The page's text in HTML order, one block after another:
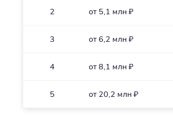
2 от 5,1 млн ₽
3 от 6,2 млн ₽
4 от 8,1 млн ₽
5 от 20,2 млн ₽